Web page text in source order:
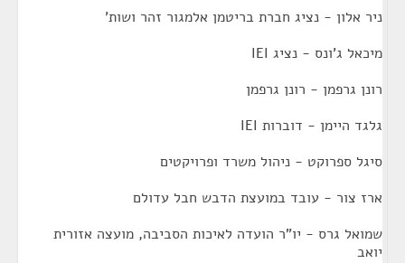
ניר אלון - נציג חברת בריטמן אלמגור זהר ושות'
מיכאל ג'ונס - נציג IEI
רונן גרפמן - רונן גרפמן
גלגד היימן - דוברות IEI
סיגל ספרוקט - ניהול משרד ופרויקטים
ארז צור - עובד במועצת הדבש חבל עדולם
שמואל גרס - יו"ר הועדה לאיכות הסביבה, מועצה אזורית
יואב